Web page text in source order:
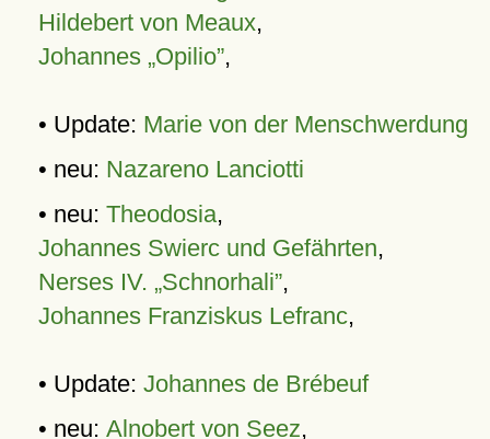
Hildebert von Meaux,
Johannes „Opilio”,
• Update: Marie von der Menschwerdung
• neu: Nazareno Lanciotti
• neu: Theodosia,
Johannes Swierc und Gefährten,
Nerses IV. „Schnorhali”,
Johannes Franziskus Lefranc,
• Update: Johannes de Brébeuf
• neu: Alnobert von Seez,